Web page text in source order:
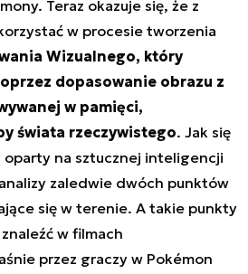
Teraz okazuje się, że z
w procesie tworzenia
Wizualnego, który
dopasowanie obrazu z
w pamięci,
świata rzeczywistego. Jak się
oparty na sztucznej inteligencji
zaledwie dwóch punktów
się w terenie. A takie punkty
w filmach
przez graczy w Pokémon